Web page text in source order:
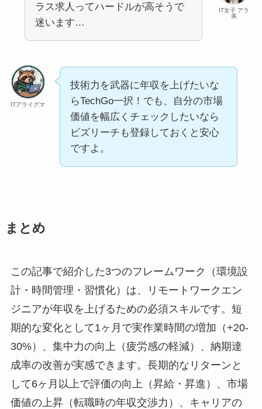
IT女子 アラ
美
ラス求人ってハードルが高そうで
迷います…
ITアライグマ
技術力を武器に年収を上げたいな
らTechGo一択！でも、自分の市場
価値を幅広くチェックしたいなら
ビズリーチも登録しておくと安心
ですよ。
まとめ
この記事で紹介した3つのフレームワーク（環境設
計・時間管理・習慣化）は、リモートワークエン
ジニアが年収を上げるための必須スキルです。短
期的な変化として1ヶ月で実作業時間の増加（+20-
30%）、集中力の向上（疲労感の軽減）、納期達
成率の改善が実感できます。長期的なリターンと
して6ヶ月以上で評価の向上（昇給・昇進）、市場
価値の上昇（転職時の年収交渉力）、キャリアの